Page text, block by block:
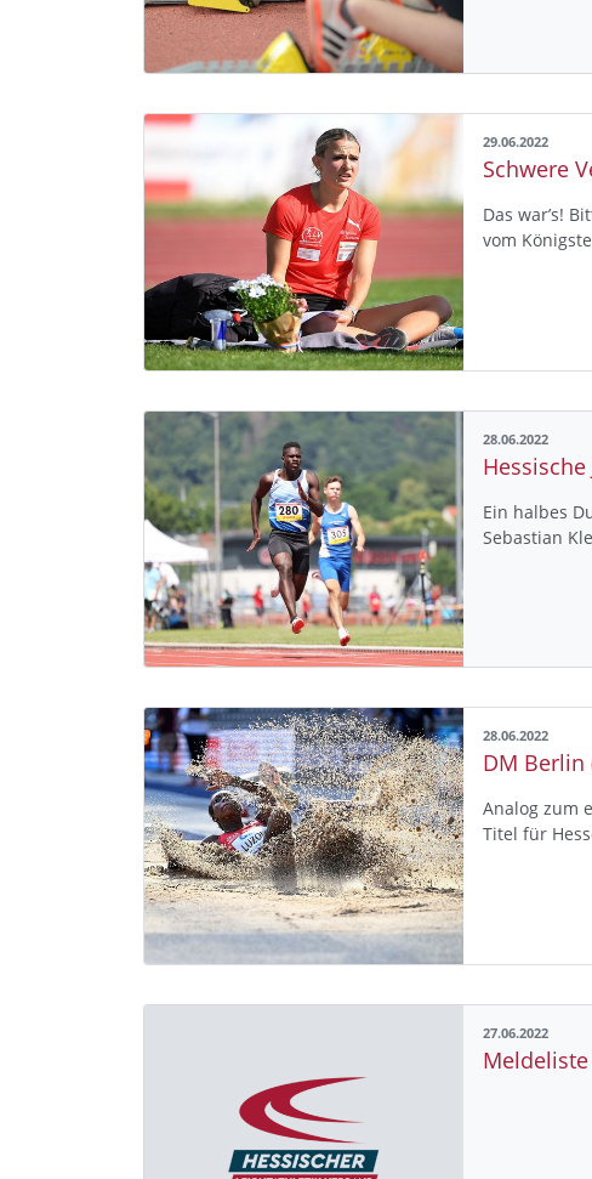
29.06.2022
Das war’s!
vom
28.06.2022
Ein halbes
Sebastian
28.06.2022
Analog zum
Titel für
27.06.2022